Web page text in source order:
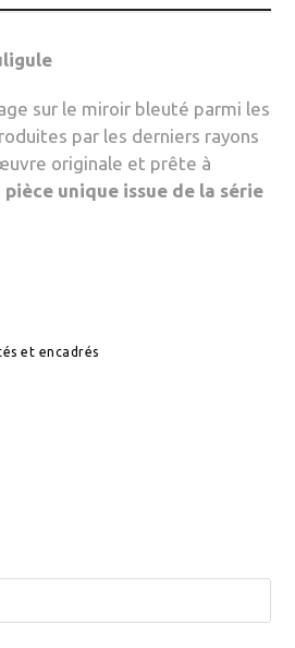
sur le miroir bleuté parmi les
par les derniers rayons
originale et prête à
pièce unique issue de la série
et encadrés